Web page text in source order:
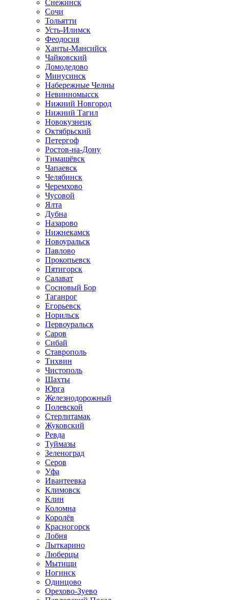
Снежинск
Сочи
Тольятти
Усть-Илимск
Феодосия
Ханты-Мансийск
Чайковский
Домодедово
Минусинск
Набережные Челны
Невинномысск
Нижний Новгород
Нижний Тагил
Новокузнецк
Октябрьский
Петергоф
Ростов-на-Дону
Тимашёвск
Чапаевск
Челябинск
Черемхово
Чусовой
Ялта
Дубна
Назарово
Нижнекамск
Новоуральск
Павлово
Прокопьевск
Пятигорск
Салават
Сосновый Бор
Таганрог
Егорьевск
Норильск
Первоуральск
Саров
Сибай
Ставрополь
Тихвин
Чистополь
Шахты
Юрга
Железнодорожный
Полевской
Стерлитамак
Жуковский
Ревда
Туймазы
Зеленоград
Серов
Уфа
Ивантеевка
Климовск
Клин
Коломна
Королёв
Красногорск
Лобня
Лыткарино
Люберцы
Мытищи
Ногинск
Одинцово
Орехово-Зуево